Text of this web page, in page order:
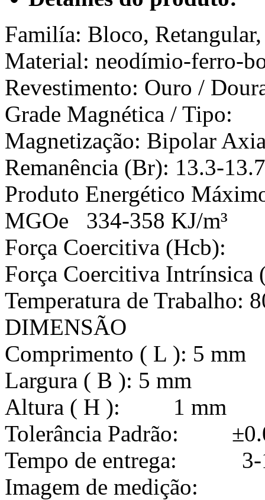
Familía: Bloco,
Material: neodímio-ferro-
Revestimento: Ouro /
Grade Magnética /
Magnetização: Bipolar
Remanência (Br): 13.3-
Produto Energético
MGOe 334-358 KJ/m³
Força Coercitiva
Força Coercitiva
Temperatura de Trabalho:
DIMENSÃO
Comprimento ( L ): 5 mm
Largura ( B ): 5 mm
Altura ( H ): 1 mm
Tolerância Padrão:
Tempo de entrega: 3-
Imagem de medição: